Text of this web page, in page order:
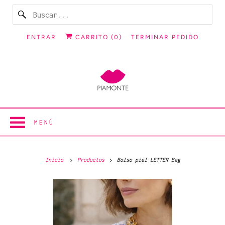
ENTRAR CARRITO ( 0 ) TERMINAR PEDIDO
MENÚ
Inicio Productos Bolso piel LETTER Bag